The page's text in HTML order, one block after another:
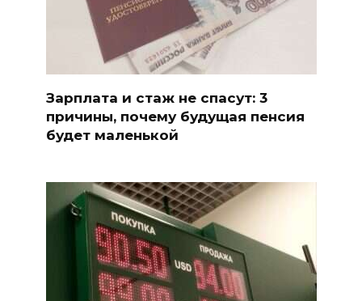
Зарплата и стаж не спасут: 3
причины, почему будущая пенсия
будет маленькой